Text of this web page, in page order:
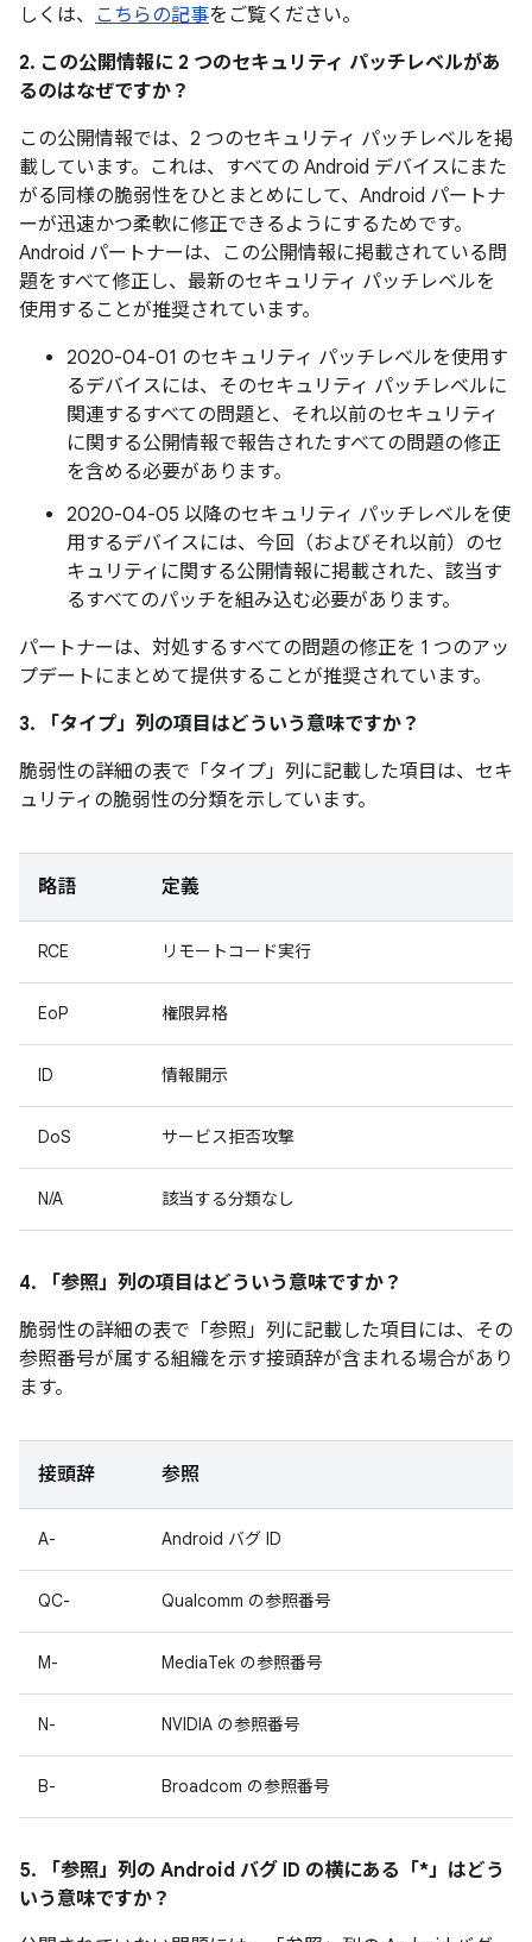
しくは、 こちらの記事をご覧ください。
2. この公開情報に 2 つのセキュリティ パッチレベルがあ
るのはなぜですか？
この公開情報では、2 つのセキュリティ パッチレベルを掲
載しています。これは、すべての Android デバイスにまた
がる同様の脆弱性をひとまとめにして、Android パートナ
ーが迅速かつ柔軟に修正できるようにするためです。
Android パートナーは、この公開情報に掲載されている問
題をすべて修正し、最新のセキュリティ パッチレベルを
使用することが推奨されています。
2020-04-01 のセキュリティ パッチレベルを使用す
るデバイスには、そのセキュリティ パッチレベルに
関連するすべての問題と、それ以前のセキュリティ
に関する公開情報で報告されたすべての問題の修正
を含める必要があります。
2020-04-05 以降のセキュリティ パッチレベルを使
用するデバイスには、今回（およびそれ以前）のセ
キュリティに関する公開情報に掲載された、該当す
るすべてのパッチを組み込む必要があります。
パートナーは、対処するすべての問題の修正を 1 つのアッ
プデートにまとめて提供することが推奨されています。
3. 「タイプ」 列の項目はどういう意味ですか？
脆弱性の詳細の表で「タイプ」 列に記載した項目は、セキ
ュリティの脆弱性の分類を示しています。
略語 定義
RCE リモートコード実行
EoP 権限昇格
ID 情報開示
DoS サービス拒否攻撃
N/A 該当する分類なし
4. 「参照」 列の項目はどういう意味ですか？
脆弱性の詳細の表で「参照」 列に記載した項目には、その
参照番号が属する組織を示す接頭辞が含まれる場合があり
ます。
接頭辞 参照
A- Android バグ ID
QC- Qualcomm の参照番号
M- MediaTek の参照番号
N- NVIDIA の参照番号
B- Broadcom の参照番号
5. 「参照」 列の Android バグ ID の横にある「*」はどう
いう意味ですか？